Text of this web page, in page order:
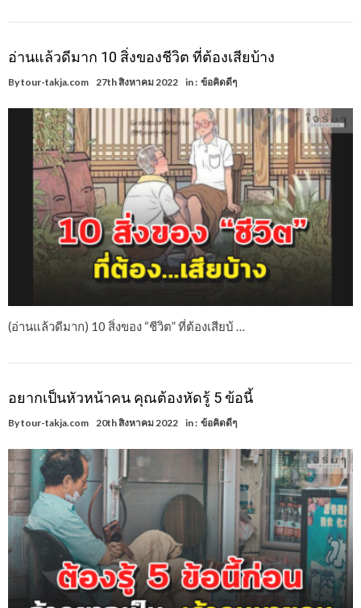
อ่านแล้วดีมาก 10 สิ่งของชีวิต ที่ต้องเสียบ้าง
Bytour-takja.com 27th สิงหาคม 2022 in : ข้อคิดดีๆ
(อ่านแล้วดีมาก) 10 สิ่งของ “ชีวิต” ที่ต้องเสียบ้ …
อยากเป็นหัวหน้าคน คุณต้องหัดรู้ 5 ข้อนี้
Bytour-takja.com 20th สิงหาคม 2022 in : ข้อคิดดีๆ